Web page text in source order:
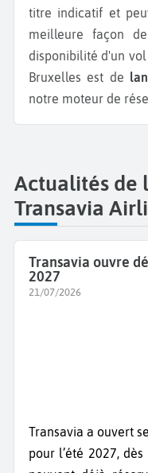
titre indicatif et
meilleure façon
disponibilité d'un
Bruxelles est de
notre moteur de
Actualités de
Transavia
Transavia ouvre
2027
21/07/2026
Transavia a ouvert ses réservations de billets d’avion
pour l’été 2027,